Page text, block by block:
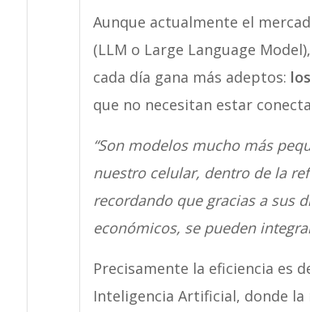
Aunque actualmente el
(LLM o Large Language Model),
cada día gana más adeptos:
que no necesitan estar
“Son modelos mucho más
nuestro celular, dentro de la
recordando que gracias a sus
económicos, se pueden
Precisamente la eficiencia es
Inteligencia Artificial, donde